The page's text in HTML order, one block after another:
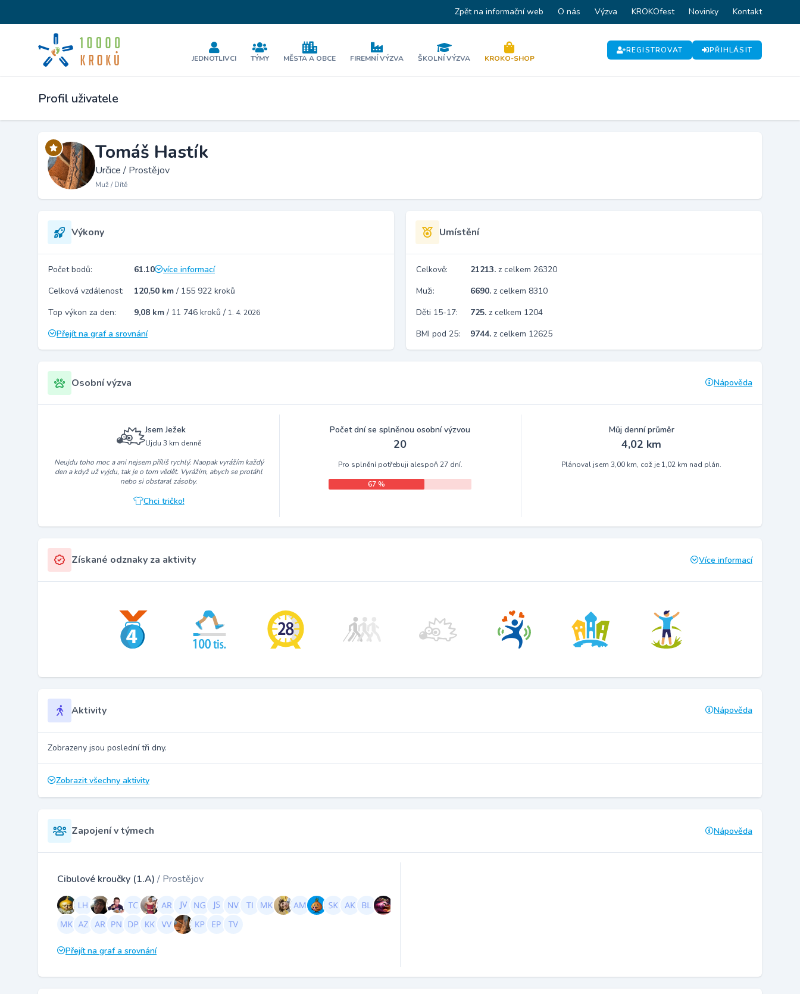
Zpět na informační web O nás Výzva KROKOfest Novinky Kontakt
JEDNOTLIVCI TÝMY MĚSTA A OBCE FIREMNÍ VÝZVA ŠKOLNÍ VÝZVA KROKO-SHOP
REGISTROVAT PŘIHLÁSIT
Profil uživatele
Tomáš Hastík
Určice / Prostějov
Muž / Dítě
Výkony
Počet bodů: 61.10
více informací
Celková vzdálenost:
120,50 km / 155 922 kroků
Top výkon za den:
9,08 km / 11 746 kroků / 1. 4. 2026
Přejít na graf a srovnání
Umístění
Celkově: 21213. z celkem 26320
Muži:
6690. z celkem 8310
Děti 15-17:
725. z celkem 1204
BMI pod 25:
9744. z celkem 12625
Osobní výzva Nápověda
Jsem Ježek
Ujdu 3 km denně
Neujdu toho moc a ani nejsem příliš rychlý. Naopak vyrážím každý
den a když už vyjdu, tak je o tom vědět. Vyrážím, abych se protáhl
nebo si obstaral zásoby.
Chci tričko!
Počet dní se splněnou osobní výzvou
20
Pro splnění potřebuji alespoň 27 dní.
67 %
Můj denní průměr
4,02 km
Plánoval jsem 3,00 km, což je 1,02 km nad plán.
Získané odznaky za aktivity Více informací
Aktivity Nápověda
Zobrazeny jsou poslední tři dny.
Zobrazit všechny aktivity
Zapojení v týmech Nápověda
Cibulové kroučky (1.A) / Prostějov
Přejít na graf a srovnání